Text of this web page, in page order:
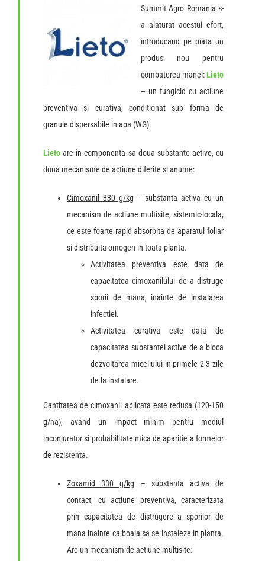
Summit Agro Romania s-
a alaturat acestui efort,
introducand pe piata un
produs nou pentru
combaterea manei:Lieto
– un fungicid cu actiune
preventiva si curativa, conditionat sub forma de
granule dispersabile in apa (WG).
Lieto are in componenta sa doua substante active, cu
doua mecanisme de actiune diferite si anume:
Cimoxanil 330 g/kg – substanta activa cu un
mecanism de actiune multisite, sistemic-locala,
ce este foarte rapid absorbita de aparatul foliar
si distribuita omogen in toata planta.
Activitatea preventiva este data de
capacitatea cimoxanilului de a distruge
sporii de mana, inainte de instalarea
infectiei.
Activitatea curativa este data de
capacitatea substantei active de a bloca
dezvoltarea miceliului in primele 2-3 zile
de la instalare.
Cantitatea de cimoxanil aplicata este redusa (120-150
g/ha), avand un impact minim pentru mediul
inconjurator si probabilitate mica de aparitie a formelor
de rezistenta.
Zoxamid 330 g/kg – substanta activa de
contact, cu actiune preventiva, caracterizata
prin capacitatea de distrugere a sporilor de
mana inainte ca boala sa se instaleze in planta.
Are un mecanism de actiune multisite: